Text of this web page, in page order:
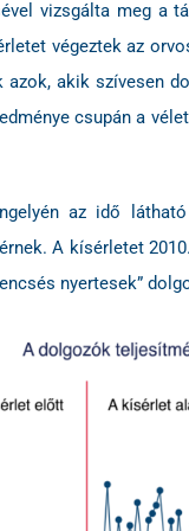
vizsgálta meg
végeztek az
akik szívesen
csupán a
az idő
A kísérletet
nyertesek”